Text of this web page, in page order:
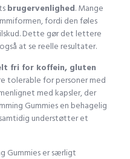
brugervenlighed. Mange
fordi den føles
Dette gør det lettere
at se reelle resultater.
fri for koffein, gluten
tolerable for personer med
med kapsler, der
Gummies en behagelig
understøtter et
Gummies er særligt